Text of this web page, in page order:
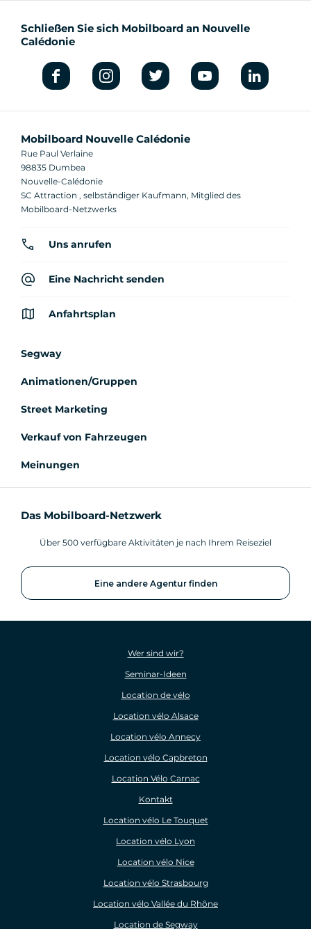
Schließen Sie sich Mobilboard an Nouvelle
Calédonie
Mobilboard Nouvelle Calédonie
Rue Paul Verlaine
98835 Dumbea
Nouvelle-Calédonie
SC Attraction , selbständiger Kaufmann, Mitglied des
Mobilboard-Netzwerks
Uns anrufen
Eine Nachricht senden
Anfahrtsplan
Segway
Animationen/Gruppen
Street Marketing
Verkauf von Fahrzeugen
Meinungen
Das Mobilboard-Netzwerk
Über 500 verfügbare Aktivitäten je nach Ihrem Reiseziel
Eine andere Agentur finden
Wer sind wir?
Seminar-Ideen
Location de vélo
Location vélo Alsace
Location vélo Annecy
Location vélo Capbreton
Location Vélo Carnac
Kontakt
Location vélo Le Touquet
Location vélo Lyon
Location vélo Nice
Location vélo Strasbourg
Location vélo Vallée du Rhône
Location de Segway